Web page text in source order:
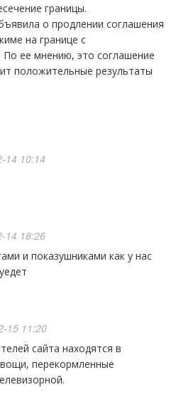
границы.
о продлении соглашения
на границе с
По ее мнению, это соглашение
положительные результаты
14 10:14
14 18:26
15 11:20
перекормленные